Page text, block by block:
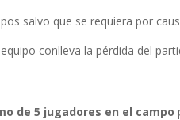
salvo que se requiera por
conlleva la pérdida del
de 5 jugadores en el campo